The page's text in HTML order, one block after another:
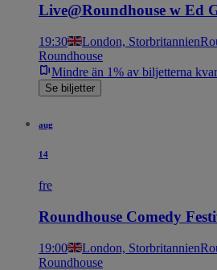
Live@Roundhouse w Ed
19:30 London, Storbritannien
Roundhouse
Mindre än 1% av biljetterna kvar
Se biljetter
aug
14
fre
Roundhouse Comedy
19:00 London, Storbritannien
Roundhouse